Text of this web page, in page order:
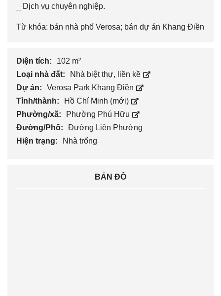
_ Dịch vụ chuyên nghiệp.
Từ khóa: bán nhà phố Verosa; bán dự án Khang Điền
Diện tích:
102 m²
Loại nhà đất:
Nhà biệt thự, liền kề
Dự án:
Verosa Park Khang Điền
Tỉnh/thành:
Hồ Chí Minh (mới)
Phường/xã:
Phường Phú Hữu
Đường/Phố:
Đường Liên Phường
Hiện trạng:
Nhà trống
BẢN ĐỒ